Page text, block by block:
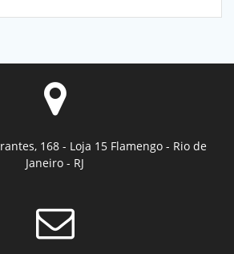
168 - Loja 15 Flamengo - Rio de
Janeiro - RJ